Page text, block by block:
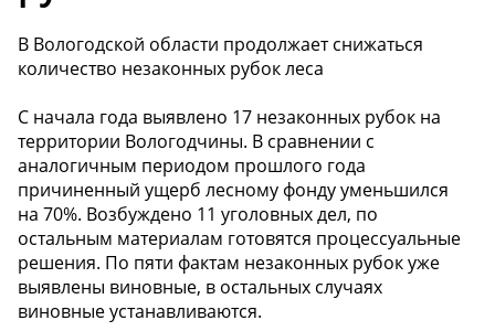
В Вологодской области продолжает снижаться
количество незаконных рубок леса
С начала года выявлено 17 незаконных рубок на
территории Вологодчины. В сравнении с
аналогичным периодом прошлого года
причиненный ущерб лесному фонду уменьшился
на 70%. Возбуждено 11 уголовных дел, по
остальным материалам готовятся процессуальные
решения. По пяти фактам незаконных рубок уже
выявлены виновные, в остальных случаях
виновные устанавливаются.